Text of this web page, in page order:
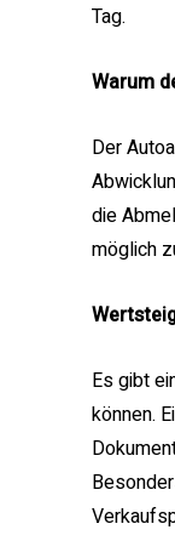
Tag.
Warum
Der
die
möglich
Es gibt
können.